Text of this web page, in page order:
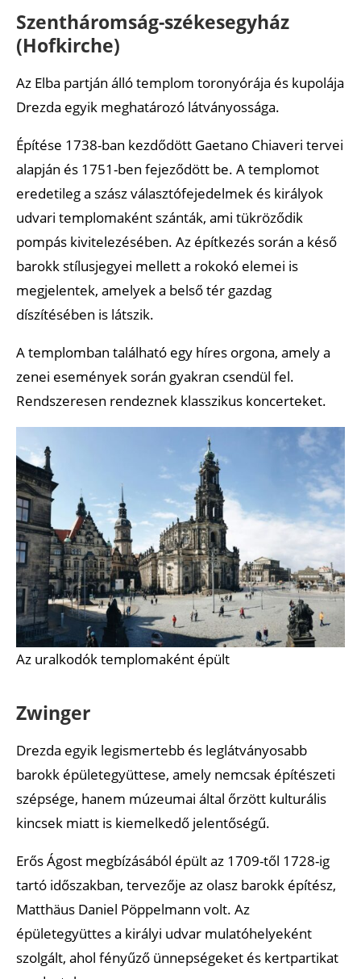
Szentháromság-székesegyház
(Hofkirche)
Az Elba partján álló templom toronyórája és kupolája
Drezda egyik meghatározó látványossága.
Építése 1738-ban kezdődött Gaetano Chiaveri tervei
alapján és 1751-ben fejeződött be. A templomot
eredetileg a szász választófejedelmek és királyok
udvari templomaként szánták, ami tükröződik
pompás kivitelezésében. Az építkezés során a késő
barokk stílusjegyei mellett a rokokó elemei is
megjelentek, amelyek a belső tér gazdag
díszítésében is látszik.
A templomban található egy híres orgona, amely a
zenei események során gyakran csendül fel.
Rendszeresen rendeznek klasszikus koncerteket.
Az uralkodók templomaként épült
Zwinger
Drezda egyik legismertebb és leglátványosabb
barokk épületegyüttese, amely nemcsak építészeti
szépsége, hanem múzeumai által őrzött kulturális
kincsek miatt is kiemelkedő jelentőségű.
Erős Ágost megbízásából épült az 1709-től 1728-ig
tartó időszakban, tervezője az olasz barokk építész,
Matthäus Daniel Pöppelmann volt. Az
épületegyüttes a királyi udvar mulatóhelyeként
szolgált, ahol fényűző ünnepségeket és kertpartikat